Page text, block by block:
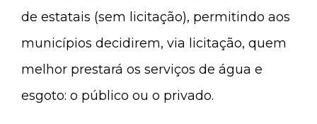
de estatais (sem licitação), permitindo aos
municípios decidirem, via licitação, quem
melhor prestará os serviços de água e
esgoto: o público ou o privado.